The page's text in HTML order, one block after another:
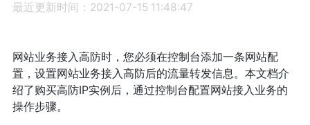
最近更新时间：2021-07-15 11:48:47
网站业务接入高防时，您必须在控制台添加一条网站配
置，设置网站业务接入高防后的流量转发信息。本文档介
绍了购买高防IP实例后，通过控制台配置网站接入业务的
操作步骤。